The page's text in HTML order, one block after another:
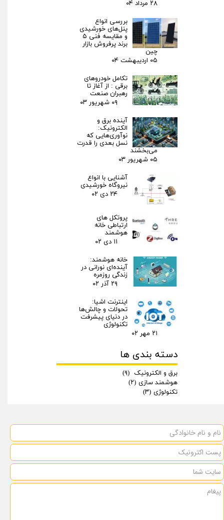
۲۸ مرداد ۰۴
بررسی انواع
پنل‌های خورشیدی
و مقایسه فنی ۵
برند پرفروش بازار
چین
۰۵ اردیبهشت ۰۴
تکامل خودروهای
برقی : از آغاز تا
رهبران صنعت
۰۹ شهریور ۰۳
آینده برق و
الکترونیک:
نوآوری‌هایی که
نسل بعدی را قدرت
می‌بخشند
۰۵ شهریور ۰۳
آشنایی با انواع
نیروگاه خورشیدی
۲۴ دی ۰۲
پروتکل های
ارتباطی خانه
هوشمند
۱۱ دی ۰۲
خانه هوشمند:
آینده‌ای نورانی در
زندگی روزمره
۲۹ آذر ۰۲
اینترنت اشیا:
تحولات و چالش‌ها
در دنیای پیشرفت
تکنولوژی
۲۱ مهر ۰۲
دسته بندی ها
برق و الکترونیک (۹)
هوشمند سازی (۲)
تکنولوژی (۳)